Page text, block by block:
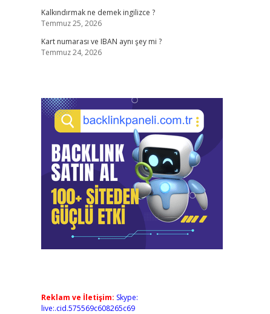
Kalkındırmak ne demek ingilizce ?
Temmuz 25, 2026
Kart numarası ve IBAN aynı şey mi ?
Temmuz 24, 2026
Reklam ve İletişim: Skype:
live:.cid.575569c608265c69